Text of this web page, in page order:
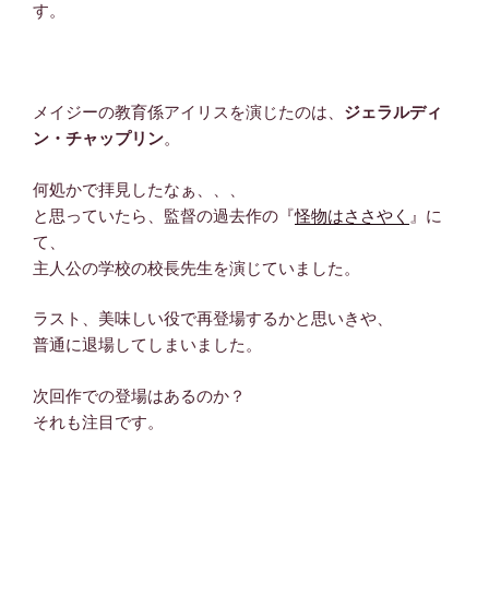
す。
メイジーの教育係アイリスを演じたのは、 ジェラルディ
ン・チャップリン。
何処かで拝見したなぁ、、、
と思っていたら、監督の過去作の『怪物はささやく 』に
て、
主人公の学校の校長先生を演じていました。
ラスト、美味しい役で再登場するかと思いきや、
普通に退場してしまいました。
次回作での登場はあるのか？
それも注目です。